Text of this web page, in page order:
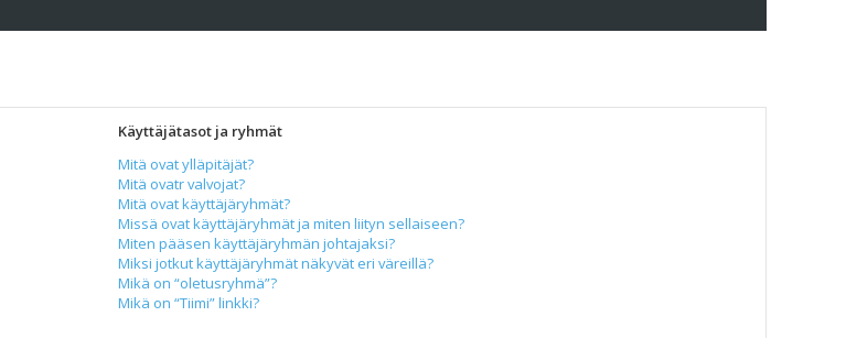
Käyttäjätasot ja ryhmät
Mitä ovat ylläpitäjät?
Mitä ovatr valvojat?
Mitä ovat käyttäjäryhmät?
Missä ovat käyttäjäryhmät ja miten liityn sellaiseen?
Miten pääsen käyttäjäryhmän johtajaksi?
Miksi jotkut käyttäjäryhmät näkyvät eri väreillä?
Mikä on “oletusryhmä”?
Mikä on “Tiimi” linkki?